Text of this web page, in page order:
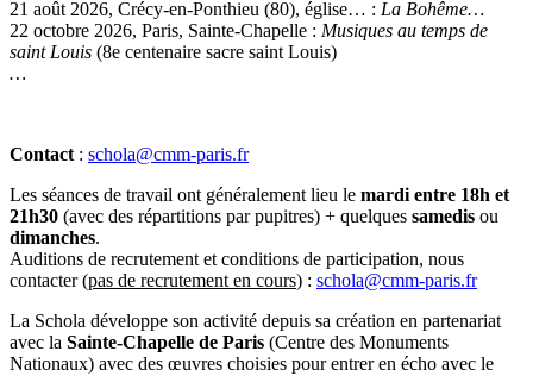
21 août 2026, Crécy-en-Ponthieu (80), église… : La Bohême…
22 octobre 2026, Paris, Sainte-Chapelle : Musiques au temps de
saint Louis (8e centenaire sacre saint Louis)
…
Contact : schola@cmm-paris.fr
Les séances de travail ont généralement lieu le mardi entre 18h et
21h30 (avec des répartitions par pupitres) + quelques samedis ou
dimanches.
Auditions de recrutement et conditions de participation, nous
contacter (pas de recrutement en cours) : schola@cmm-paris.fr
La Schola développe son activité depuis sa création en partenariat
avec la Sainte-Chapelle de Paris (Centre des Monuments
Nationaux) avec des œuvres choisies pour entrer en écho avec le